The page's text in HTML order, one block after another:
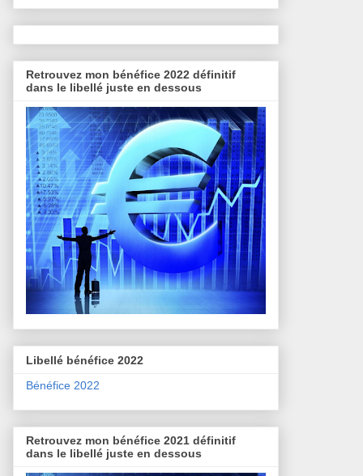
Retrouvez mon bénéfice 2022 définitif
dans le libellé juste en dessous
Libellé bénéfice 2022
Bénéfice 2022
Retrouvez mon bénéfice 2021 définitif
dans le libellé juste en dessous